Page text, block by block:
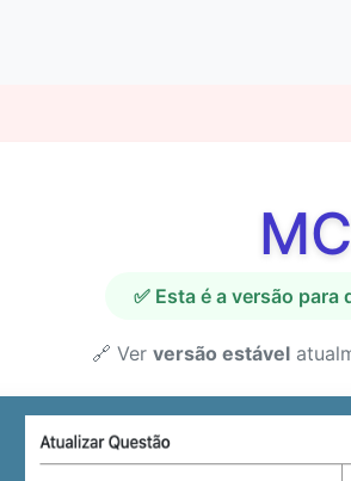
✅ Esta é a versão
🔗 Ver versão estável